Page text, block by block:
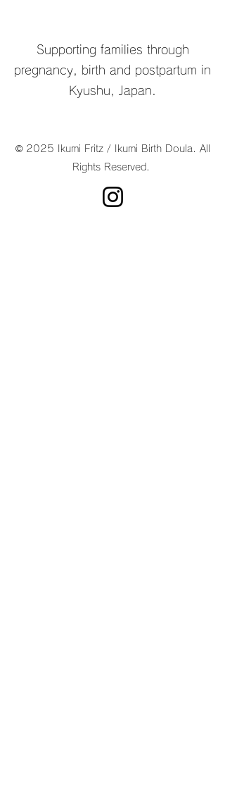
Supporting families through
pregnancy, birth and postpartum in
Kyushu, Japan.
© 2025 Ikumi Fritz / Ikumi Birth Doula. All
Rights Reserved.